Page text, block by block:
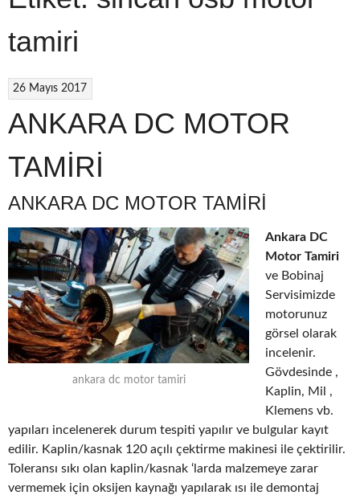
tamiri
26 Mayıs 2017
ANKARA DC MOTOR
TAMİRİ
ANKARA DC MOTOR TAMİRİ
ankara dc motor tamiri
Ankara DC
Motor Tamiri
ve Bobinaj
Servisimizde
motorunuz
görsel olarak
incelenir.
Gövdesinde ,
Kaplin, Mil ,
Klemens vb.
yapıları incelenerek durum tespiti yapılır ve bulgular kayıt
edilir. Kaplin/kasnak 120 açılı çektirme makinesi ile çektirilir.
Toleransı sıkı olan kaplin/kasnak ‘larda malzemeye zarar
vermemek için oksijen kaynağı yapılarak ısı ile demontaj